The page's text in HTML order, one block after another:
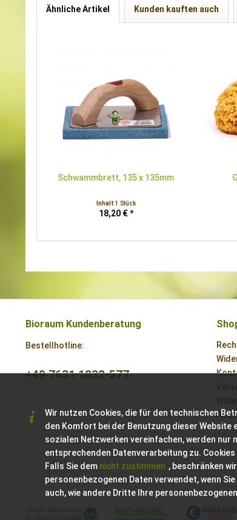
Ähnliche Artikel Kunden kauften auch
Schwammbrett, 135 x 135mm
Inhalt 1 Stück
18,20 € *
Bioraum Kundenberatung
Bestellhotline:
+49 7631 1832-577
AGB
Wir nutzen Cookies, die für den technischen
den Komfort bei der Benutzung dieser Website
sozialen Netzwerken vereinfachen, werden nur
entsprechenden Datenverarbeitung zu.
Falls Sie dem nicht zustimmen , beschränken
personenbezogenen Daten verwendet, wenn
auch, wie andere Dritte Ihre